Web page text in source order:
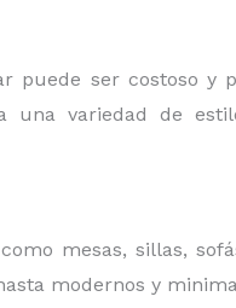
ser costoso y
una variedad de
mesas, sillas,
modernos y